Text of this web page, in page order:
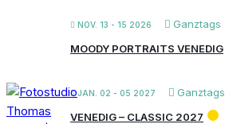
NOV. 13 - 15 2026 Ganztags
MOODY PORTRAITS VENEDIG
JAN. 02 - 05 2027
Ganztags
VENEDIG – CLASSIC 2027